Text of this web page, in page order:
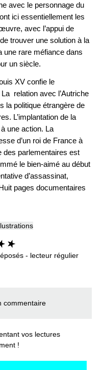
avec le personnage du
ici essentiellement les
avec l’appui de
trouver une solution à la
une rare méfiance dans
un siècle.
XV confie le
relation avec l’Autriche
la politique étrangère de
L’implantation de la
une action. La
d’un roi de France à
des parlementaires est
le bien-aimé au début
d’assassinat,
pages documentaires
- lecteur régulier
commentaire
vos lectures
!